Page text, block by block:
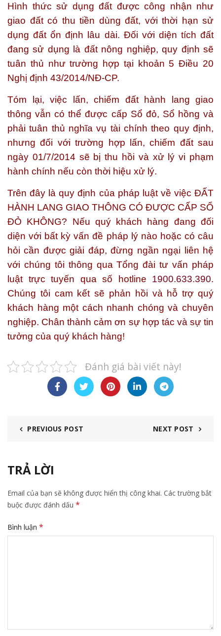
Hình thức sử dụng đất được công nhận như
giao đất có thu tiền dùng đất, với thời hạn sử
dụng đất ổn định lâu dài. Đối với diện tích đất
đang sử dụng là đất nông nghiệp, quy định sẽ
tuân thủ như trường hợp tại khoản 5 Điều 20
Nghị định 43/2014/NĐ-CP.
Tóm lại, việc lấn, chiếm đất hành lang giao
thông vẫn có thể được cấp Sổ đỏ, Sổ hồng và
phải tuân thủ nghĩa vụ tài chính theo quy định,
nhưng đối với trường hợp lấn, chiếm đất sau
ngày 01/7/2014 sẽ bị thu hồi và xử lý vi phạm
hành chính nếu còn thời hiệu xử lý.
Trên đây là quy định của pháp luật về việc ĐẤT
HÀNH LANG GIAO THÔNG CÓ ĐƯỢC CẤP SỔ
ĐỎ KHÔNG? Nếu quý khách hàng đang đối
diện với bất kỳ vấn đề pháp lý nào hoặc có câu
hỏi cần được giải đáp, đừng ngần ngại liên hệ
với chúng tôi thông qua Tổng đài tư vấn pháp
luật trực tuyến qua số
hotline 1900.633.390.
Chúng tôi cam kết sẽ phản hồi và hỗ trợ quý
khách hàng một cách nhanh chóng và chuyên
nghiệp. Chân thành cảm ơn sự hợp tác và sự tin
tưởng của quý khách hàng!
Đánh giá bài viết này!
PREVIOUS POST NEXT POST
TRẢ LỜI
Email của bạn sẽ không được hiển thị công khai. Các trường bắt
buộc được đánh dấu *
Bình luận *